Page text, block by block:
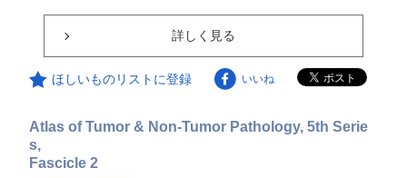
詳しく見る
ほしいものリストに登録 いいね
Atlas of Tumor & Non-Tumor Pathology, 5th Serie
s,
Fascicle 2